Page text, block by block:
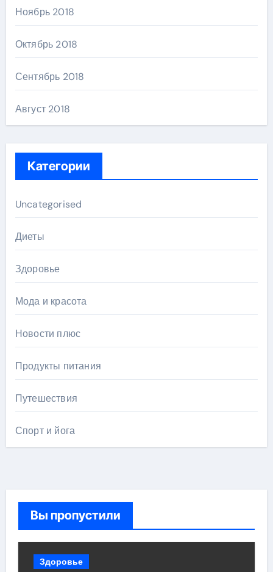
Ноябрь 2018
Октябрь 2018
Сентябрь 2018
Август 2018
Категории
Uncategorised
Диеты
Здоровье
Мода и красота
Новости плюс
Продукты питания
Путешествия
Спорт и йога
Вы пропустили
Здоровье